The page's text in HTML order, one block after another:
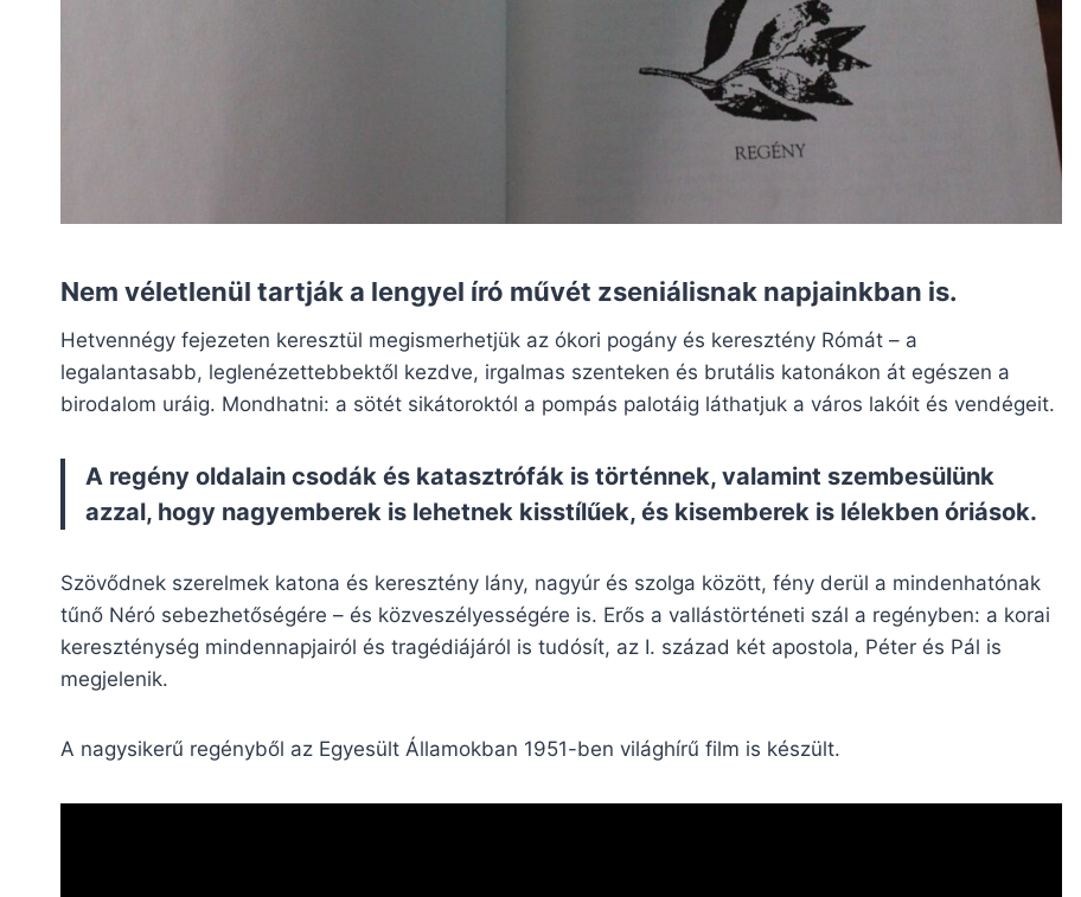
Nem véletlenül tartják a lengyel író művét zseniálisnak napjainkban is.
Hetvennégy fejezeten keresztül megismerhetjük az ókori pogány és keresztény Rómát – a
legalantasabb, leglenézettebbektől kezdve, irgalmas szenteken és brutális katonákon át egészen a
birodalom uráig. Mondhatni: a sötét sikátoroktól a pompás palotáig láthatjuk a város lakóit és vendégeit.
A regény oldalain csodák és katasztrófák is történnek, valamint szembesülünk
azzal, hogy nagyemberek is lehetnek kisstílűek, és kisemberek is lélekben óriások.
Szövődnek szerelmek katona és keresztény lány, nagyúr és szolga között, fény derül a mindenhatónak
tűnő Néró sebezhetőségére – és közveszélyességére is. Erős a vallástörténeti szál a regényben: a korai
kereszténység mindennapjairól és tragédiájáról is tudósít, az I. század két apostola, Péter és Pál is
megjelenik.
A nagysikerű regényből az Egyesült Államokban 1951-ben világhírű film is készült.